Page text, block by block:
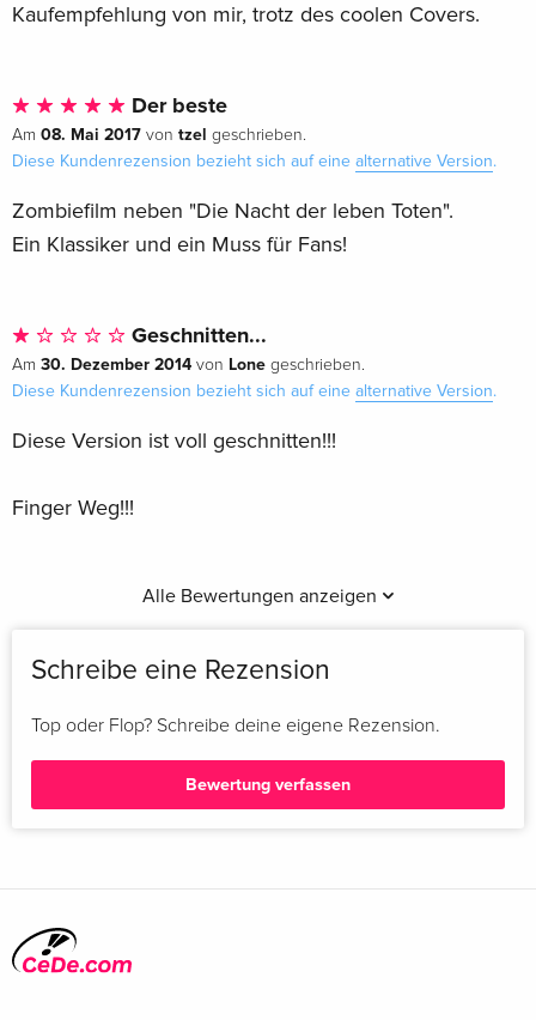
Kaufempfehlung von mir, trotz des coolen Covers.
Der beste
Am 08. Mai 2017 von tzel geschrieben.
Diese Kundenrezension bezieht sich auf eine alternative Version.
Zombiefilm neben "Die Nacht der leben Toten".
Ein Klassiker und ein Muss für Fans!
Geschnitten...
Am 30. Dezember 2014 von Lone geschrieben.
Diese Kundenrezension bezieht sich auf eine alternative Version.
Diese Version ist voll geschnitten!!!
Finger Weg!!!
Alle Bewertungen anzeigen
Schreibe eine Rezension
Top oder Flop? Schreibe deine eigene Rezension.
Bewertung verfassen